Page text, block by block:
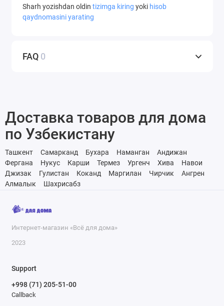
Sharh yozishdan oldin tizimga kiring yoki hisob
qaydnomasini yarating
FAQ 0
Доставка товаров для дома
по Узбекистану
Ташкент Самарканд Бухара Наманган
Андижан
Фергана
Нукус Карши Термез Ургенч Хива
Навои
Джизак
Гулистан Коканд Маргилан Чирчик
Ангрен
Алмалык
Шахрисабз
Интернет-магазин «Всё для дома»
2023
Support
+998 (71) 205-51-00
Callback